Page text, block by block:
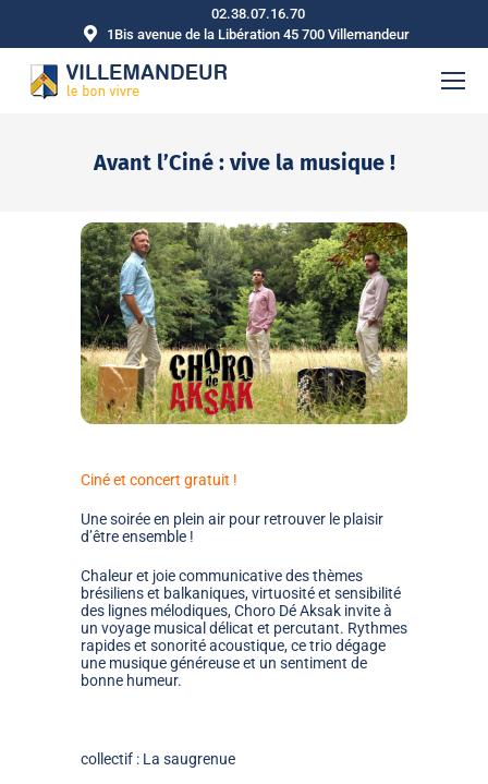
02.38.07.16.70
1Bis avenue de la Libération 45 700 Villemandeur
Avant l’Ciné : vive la musique !
Ciné et concert gratuit !
Une soirée en plein air pour retrouver le plaisir
d’être ensemble !
Chaleur et joie communicativedes thèmes
brésiliens et balkaniques,virtuosité et sensibilité
des lignes mélodiques, Choro Dé Aksak invite à
un voyage musical délicat et percutant. Rythmes
rapides et sonorité acoustique,ce trio dégage
une musique généreuse et un sentiment de
bonne humeur.
collectif : La saugrenue